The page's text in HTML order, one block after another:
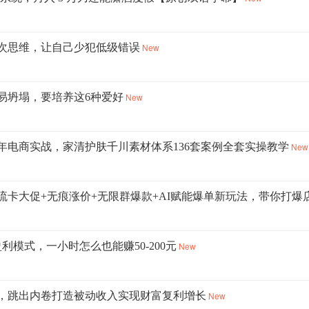
思维，让自己少犯低级错误 New
坍塌，要培养这6种爱好 New
电商实战，家清护肤千川素材体系136套案例全套实操教学 New
卡大促+无痕涨价+无限群爆款+AI赋能爆单新玩法，带你打爆
模式，一小时怎么也能赚50-200元 New
跳出内卷打造被动收入实现财富复利增长 New